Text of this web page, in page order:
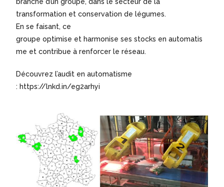
branche d’un groupe, dans le secteur de la
transformation et conservation de légumes.
En se faisant, ce
groupe optimise et harmonise ses stocks en automatis
me et contribue à renforcer le réseau.
Découvrez l’audit en automatisme
: https://lnkd.in/eg2arhyi